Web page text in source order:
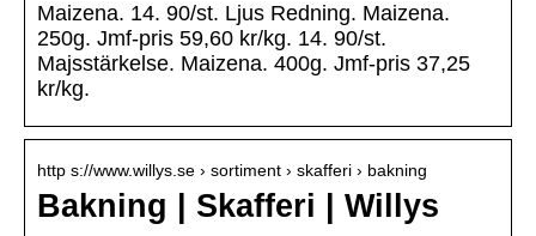
Maizena. 14. 90/st. Ljus Redning. Maizena.
250g. Jmf-pris 59,60 kr/kg. 14. 90/st.
Majsstärkelse. Maizena. 400g. Jmf-pris 37,25
kr/kg.
http s://www.willys.se › sortiment › skafferi › bakning
Bakning | Skafferi | Willys